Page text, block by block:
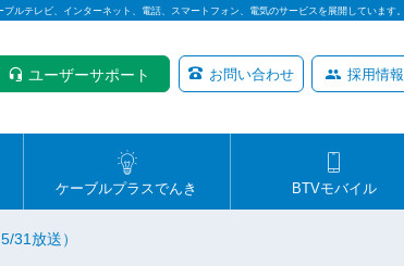
ルテレビ、インターネット、電話、スマートフォン、電気のサービスを展開しています。
ユーザーサポート お問い合わせ 採用情報
ケーブルプラスでんき BTVモバイル
31放送）